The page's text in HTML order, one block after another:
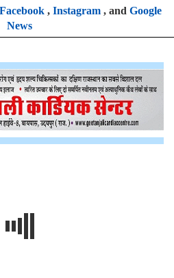
Facebook, Instagram, and Google
News